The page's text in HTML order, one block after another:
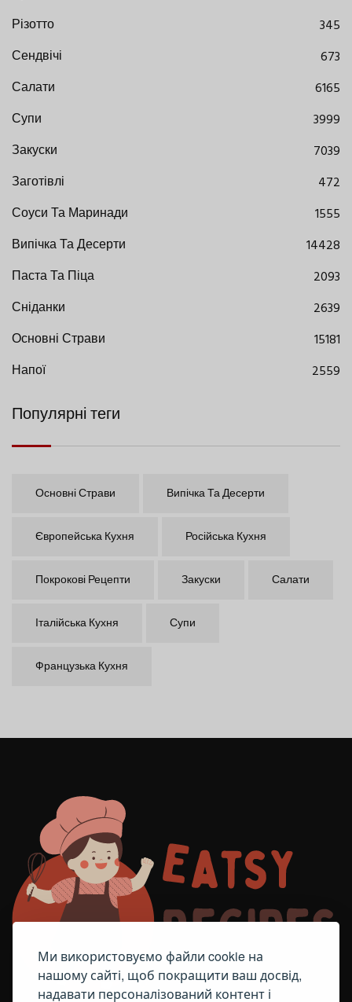
Ми використовуємо файли cookie на
нашому сайті, щоб покращити ваш досвід,
надавати персоналізований контент і
Різотто
345
Сендвічі
673
Салати
6165
Супи
3999
Закуски
7039
Заготівлі
472
Соуси Та Маринади
1555
Випічка Та Десерти
14428
Паста Та Піца
2093
Сніданки
2639
Основні Страви
15181
Напої
2559
Популярні теги
Основні Страви Випічка Та Десерти
Європейська Кухня Російська Кухня
Покрокові Рецепти Закуски Салати
Італійська Кухня Супи
Французька Кухня